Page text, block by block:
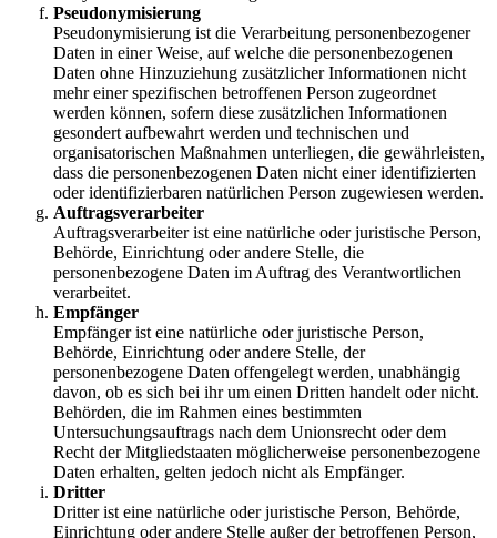
Pseudonymisierung
Pseudonymisierung ist die Verarbeitung personenbezogener
Daten in einer Weise, auf welche die personenbezogenen
Daten ohne Hinzuziehung zusätzlicher Informationen nicht
mehr einer spezifischen betroffenen Person zugeordnet
werden können, sofern diese zusätzlichen Informationen
gesondert aufbewahrt werden und technischen und
organisatorischen Maßnahmen unterliegen, die gewährleisten,
dass die personenbezogenen Daten nicht einer identifizierten
oder identifizierbaren natürlichen Person zugewiesen werden.
Auftragsverarbeiter
Auftragsverarbeiter ist eine natürliche oder juristische Person,
Behörde, Einrichtung oder andere Stelle, die
personenbezogene Daten im Auftrag des Verantwortlichen
verarbeitet.
Empfänger
Empfänger ist eine natürliche oder juristische Person,
Behörde, Einrichtung oder andere Stelle, der
personenbezogene Daten offengelegt werden, unabhängig
davon, ob es sich bei ihr um einen Dritten handelt oder nicht.
Behörden, die im Rahmen eines bestimmten
Untersuchungsauftrags nach dem Unionsrecht oder dem
Recht der Mitgliedstaaten möglicherweise personenbezogene
Daten erhalten, gelten jedoch nicht als Empfänger.
Dritter
Dritter ist eine natürliche oder juristische Person, Behörde,
Einrichtung oder andere Stelle außer der betroffenen Person,